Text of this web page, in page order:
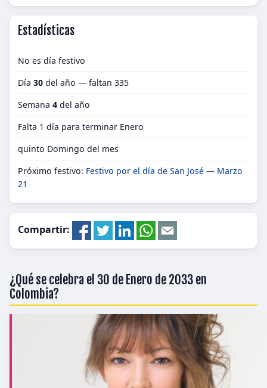
Estadísticas
No es día festivo
Día 30 del año — faltan 335
Semana 4 del año
Falta 1 día para terminar Enero
quinto Domingo del mes
Próximo festivo: Festivo por el día de San José — Marzo
21
Compartir:
¿Qué se celebra el 30 de Enero de 2033 en
Colombia?